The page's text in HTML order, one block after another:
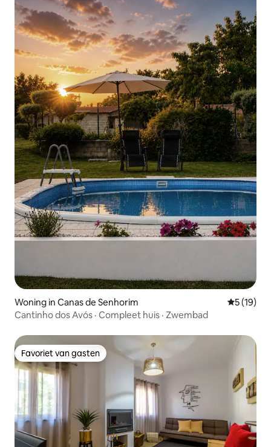
Woning in Canas de Senhorim
5 (19)
Cantinho dos Avós · Compleet huis · Zwembad
Favoriet van gasten
Favoriet van gasten